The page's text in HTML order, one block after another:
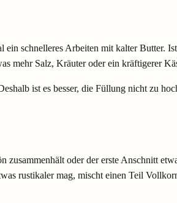
schnelleres Arbeiten mit kalter Butter.
mehr Salz, Kräuter oder ein kräftigerer
ist es besser, die Füllung nicht zu
zusammenhält oder der erste Anschnitt
rustikaler mag, mischt einen Teil